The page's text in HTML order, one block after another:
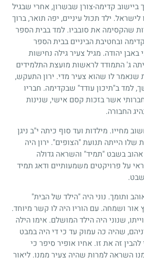
ביישוב קדימה-צורן שבשרון, אחרי שבגיל
ילד תכול עיניים, יפה תואר, ברוך
שהקסימה את סובביו. למד בבית הספר
ובחטיבת הביניים בבית הספר
באבן יהודה. מגיל צעיר גילה נחישות
ג' התמודד לראשות מועצת התלמידים
שנאמר לו שהוא צעיר מדי. ירון התעקש,
למד ב"תיכון עודד" שבקדימה. חבריו
אשר בזכות קסם אישי, שנינות
החבורה.
מחייו. מילדות ועד סוף כיתה י"ב ניגן
הייתה תנועת "הצופים". ירון היה
בשבט "תמיד" והשראה גדולה
על פרויקטים משמעותיים ודאג תמיד
ותומך. נוני היה "הילד של הבית"
אור ושמחה. עם הוריו היה לו קשר מיוחד.
שנוני היה הילד המושלם. אימו הילה
שהיה כה עמוק עד כי די היה במבט
זה את זו. אחיו אופיר סיפר כי
השראה למרות שהיה צעיר ממנו. ליאור